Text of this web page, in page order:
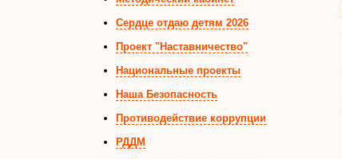
Сердце отдаю детям 2026
Проект "Наставничество"
Национальные проекты
Наша Безопасность
Противодействие коррупции
РДДМ